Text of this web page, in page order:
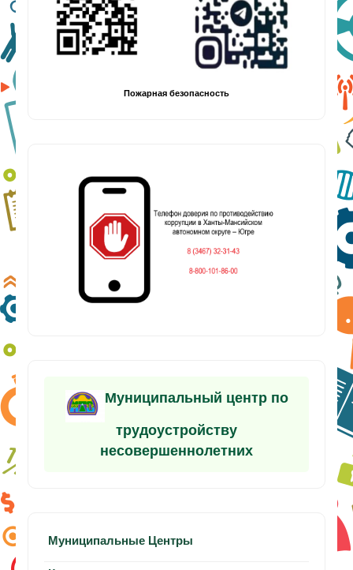
Пожарная безопасность
Муниципальный центр по
трудоустройству
несовершеннолетних
Муниципальные Центры